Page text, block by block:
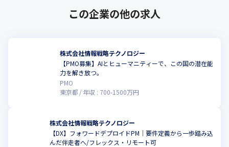
この企業の他の求人
株式会社情報戦略テクノロジー
【PMO募集】AIとヒューマニティーで、この国の潜在能
力を解き放つ。
PMO
東京都
年収 : 700-1500万円
株式会社情報戦略テクノロジー
【DX】フォワードデプロイドPM｜要件定義から一歩踏み込
んだ伴走者へ/フレックス・リモート可